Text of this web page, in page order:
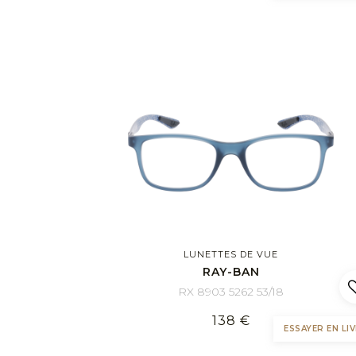
LUNETTES DE VUE
RAY-BAN
RX 8903 5262 53/18
138 €
ESSAYER EN